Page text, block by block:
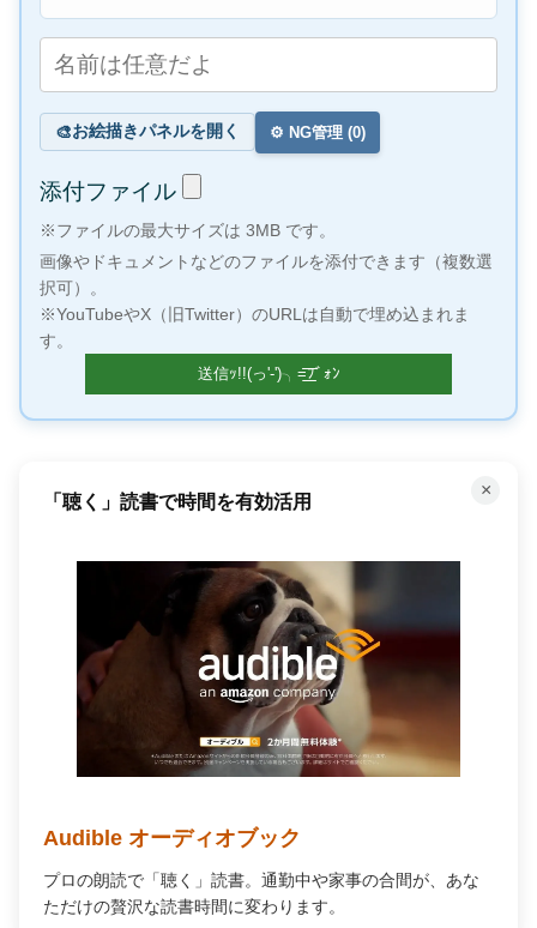
🎨お絵描きパネルを開く ⚙️ NG管理 (0)
添付ファイル
※ファイルの最大サイズは 3MB です。
画像やドキュメントなどのファイルを添付できます（複数選
択可）。
※YouTubeやX（旧Twitter）のURLは自動で埋め込まれま
す。
×
「聴く」読書で時間を有効活用
Audible オーディオブック
プロの朗読で「聴く」読書。通勤中や家事の合間が、あな
ただけの贅沢な読書時間に変わります。